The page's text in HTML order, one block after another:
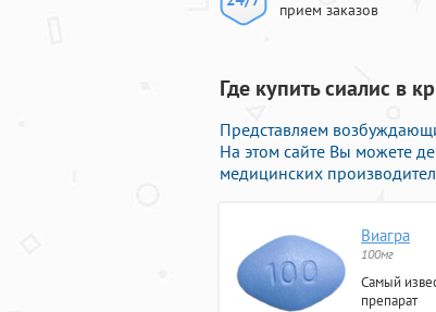
прием заказов
Где купить сиалис в
Представляем
На этом сайте Вы можете
медицинских
Виагра
100мг
Самый
препарат